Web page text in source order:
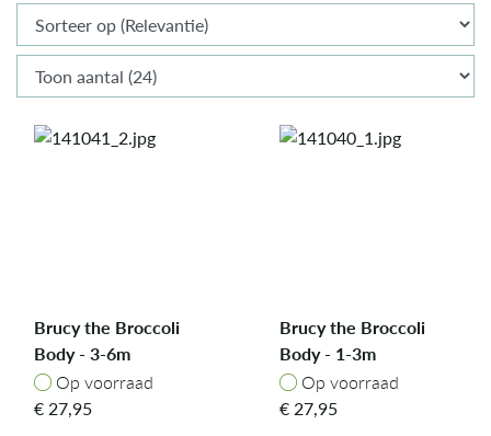
Brucy the Broccoli
Body - 3-6m
Op voorraad
Op voorraad
€27,95
Brucy the Broccoli
Body - 1-3m
Op voorraad
Op voorraad
€27,95